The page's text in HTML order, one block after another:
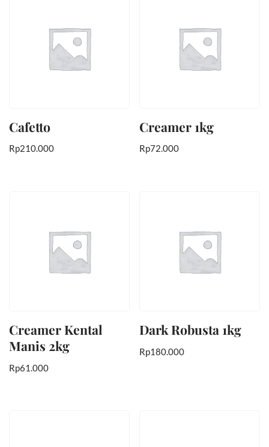
Cafetto
Rp210.000
Creamer 1kg
Rp72.000
Creamer Kental
Manis 2kg
Rp61.000
Dark Robusta 1kg
Rp180.000